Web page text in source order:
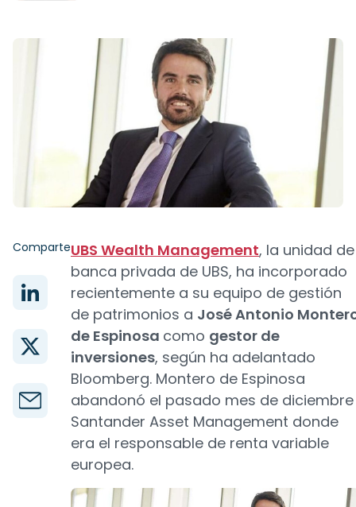
ComparteUBS Wealth Management, la unidad de
banca privada de UBS, ha incorporado
recientemente a su equipo de gestión
de patrimonios a José Antonio
de Espinosa como gestor de
inversiones, según ha adelantado
Bloomberg. Montero de Espinosa
abandonó el pasado mes de diciembre
Santander Asset Management donde
era el responsable de renta variable
europea.